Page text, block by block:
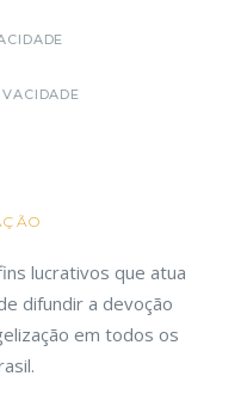
lucrativos que atua
difundir a devoção
em todos os